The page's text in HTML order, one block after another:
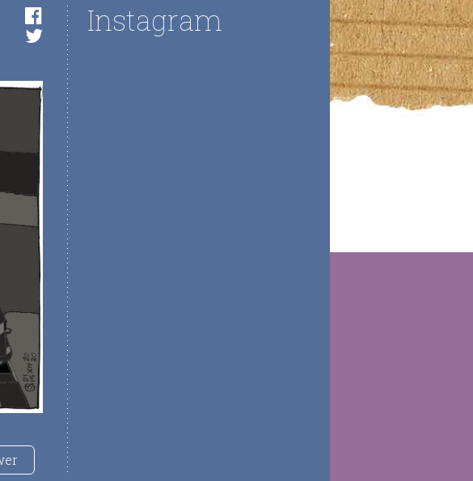
Instagram